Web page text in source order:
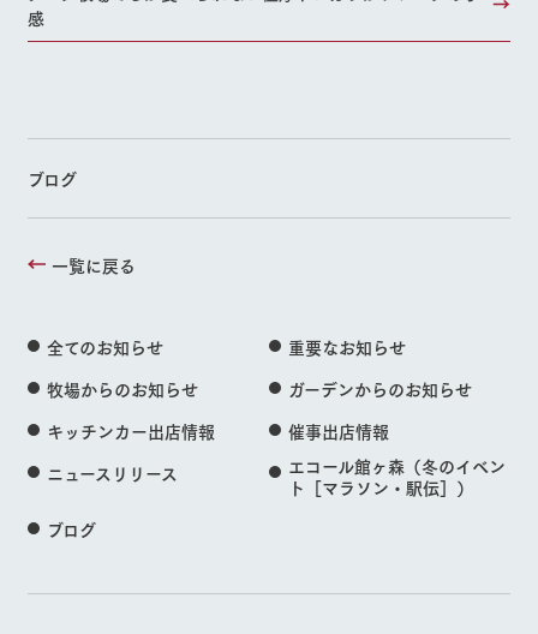
感
ブログ
一覧に戻る
全てのお知らせ
重要なお知らせ
牧場からのお知らせ
ガーデンからのお知らせ
キッチンカー出店情報
催事出店情報
ニュースリリース
エコール館ヶ森（冬のイベン
ト［マラソン・駅伝］）
ブログ